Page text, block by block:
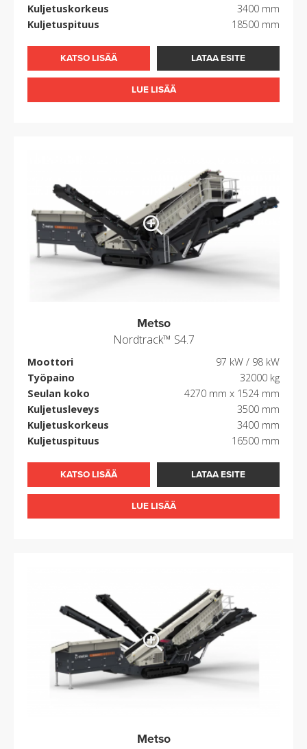
Kuljetuskorkeus
3400 mm
Kuljetuspituus
18500 mm
KATSO LISÄÄ LATAA ESITE
LUE LISÄÄ
Metso
Nordtrack™ S4.7
Moottori
97 kW / 98 kW
Työpaino
32000 kg
Seulan koko
4270 mm x 1524 mm
Kuljetusleveys
3500 mm
Kuljetuskorkeus
3400 mm
Kuljetuspituus
16500 mm
KATSO LISÄÄ LATAA ESITE
LUE LISÄÄ
Metso